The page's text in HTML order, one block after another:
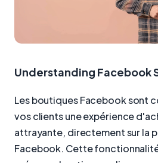
Understanding Facebook
Les boutiques Facebook sont
vos clients une expérience
attrayante, directement sur la
Facebook. Cette